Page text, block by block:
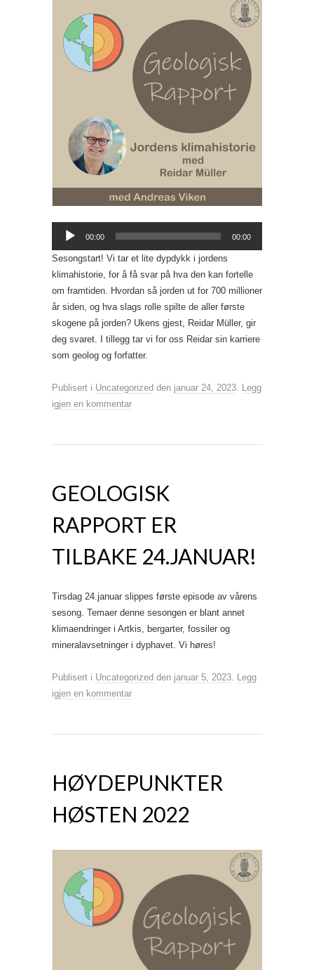
Lydavspiller
00:00 00:00
Sesongstart! Vi tar et lite dypdykk i jordens
klimahistorie, for å få svar på hva den kan fortelle
om framtiden. Hvordan så jorden ut for 700 millioner
år siden, og hva slags rolle spilte de aller første
skogene på jorden? Ukens gjest, Reidar Müller, gir
deg svaret. I tillegg tar vi for oss Reidar sin karriere
som geolog og forfatter.
Publisert i Uncategorized den januar 24, 2023. Legg
igjen en kommentar
GEOLOGISK
RAPPORT ER
TILBAKE 24.JANUAR!
Tirsdag 24.januar slippes første episode av vårens
sesong. Temaer denne sesongen er blant annet
klimaendringer i Artkis, bergarter, fossiler og
mineralavsetninger i dyphavet. Vi høres!
Publisert i Uncategorized den januar 5, 2023. Legg
igjen en kommentar
HØYDEPUNKTER
HØSTEN 2022